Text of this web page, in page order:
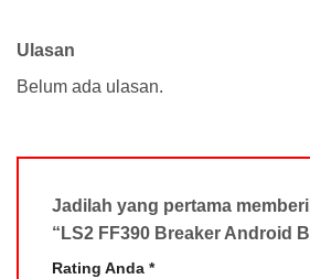
Ulasan
Belum ada ulasan.
Jadilah yang pertama
“LS2 FF390 Breaker Android
Rating Anda *